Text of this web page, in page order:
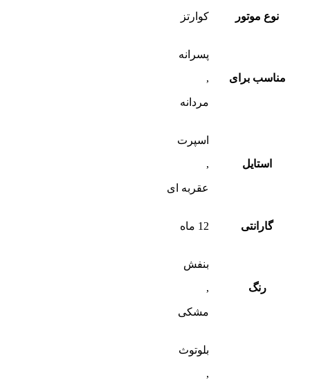
نوع موتور کوارتز
مناسب برای
پسرانه
,
مردانه
استایل
اسپرت
,
عقربه ای
گارانتی 12 ماه
رنگ
بنفش
,
مشکی
بلوتوث
,